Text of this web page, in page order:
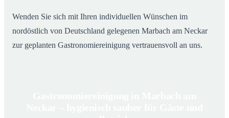
Wenden Sie sich mit Ihren individuellen Wünschen im
nordöstlich von Deutschland gelegenen Marbach am Neckar
zur geplanten Gastronomiereinigung vertrauensvoll an uns.